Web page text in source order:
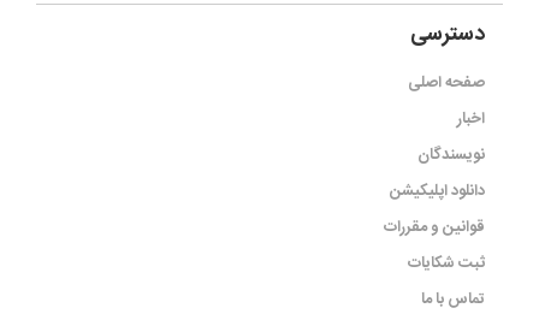
دسترسی
صفحه اصلی
اخبار
نویسندگان
دانلود اپلیکیشن
قوانین و مقررات
ثبت شکایات
تماس با ما